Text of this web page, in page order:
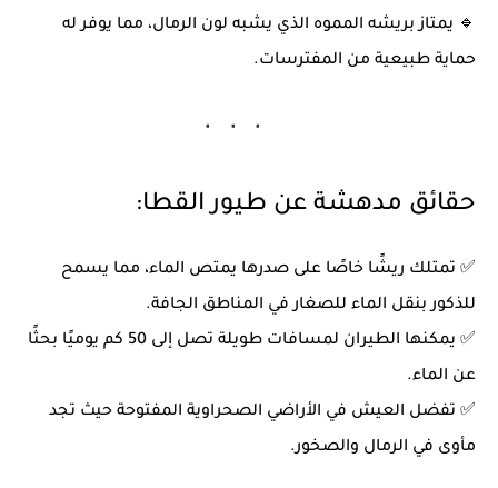
🔹 يمتاز بريشه المموه الذي يشبه لون الرمال، مما يوفر له
حماية طبيعية من المفترسات.
حقائق مدهشة عن طيور القطا:
✅ تمتلك ريشًا خاصًا على صدرها يمتص الماء، مما يسمح
للذكور بنقل الماء للصغار في المناطق الجافة.
✅ يمكنها الطيران لمسافات طويلة
تصل إلى 50 كم يوميًا بحثًا
عن الماء.
✅ تفضل العيش في الأراضي الصحراوية المفتوحة حيث تجد
مأوى في الرمال والصخور.